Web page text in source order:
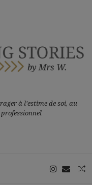
à l'estime de soi, au